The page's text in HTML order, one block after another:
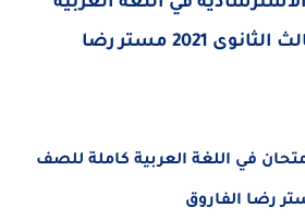
بالإجابات للصف الثالث الثانوى 2021 مستر رضا
في اللغة العربية كاملة للصف